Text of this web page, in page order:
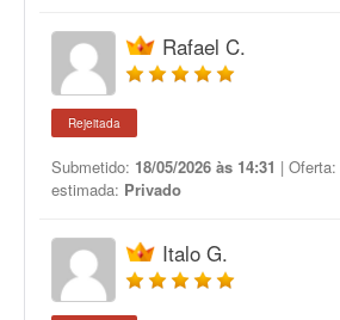
Rafael C.
Rejeitada
Submetido: 18/05/2026 às 14:31 | Oferta:
estimada: Privado
Italo G.